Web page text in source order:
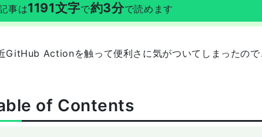
事は1191文字で約3分で読めます
GitHub Actionを触って便利さに気がついてしまったので
of Contents